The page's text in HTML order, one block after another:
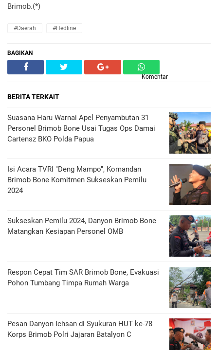
Brimob.(*)
#Daerah #Hedline
BAGIKAN
Komentar
BERITA TERKAIT
Suasana Haru Warnai Apel Penyambutan 31
Personel Brimob Bone Usai Tugas Ops Damai
Cartensz BKO Polda Papua
Isi Acara TVRI "Deng Mampo", Komandan
Brimob Bone Komitmen Sukseskan Pemilu
2024
Sukseskan Pemilu 2024, Danyon Brimob Bone
Matangkan Kesiapan Personel OMB
Respon Cepat Tim SAR Brimob Bone, Evakuasi
Pohon Tumbang Timpa Rumah Warga
Pesan Danyon Ichsan di Syukuran HUT ke-78
Korps Brimob Polri Jajaran Batalyon C